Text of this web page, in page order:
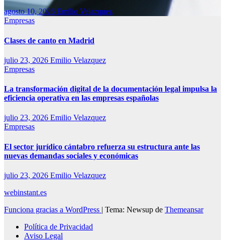
agosto 10, 2026 Emilio Velazquez
Empresas
Clases de canto en Madrid
julio 23, 2026 Emilio Velazquez
Empresas
La transformación digital de la documentación legal impulsa la
eficiencia operativa en las empresas españolas
julio 23, 2026 Emilio Velazquez
Empresas
El sector jurídico cántabro refuerza su estructura ante las
nuevas demandas sociales y económicas
julio 23, 2026 Emilio Velazquez
webinstant.es
Funciona gracias a WordPress | Tema: Newsup de Themeansar
Política de Privacidad
Aviso Legal